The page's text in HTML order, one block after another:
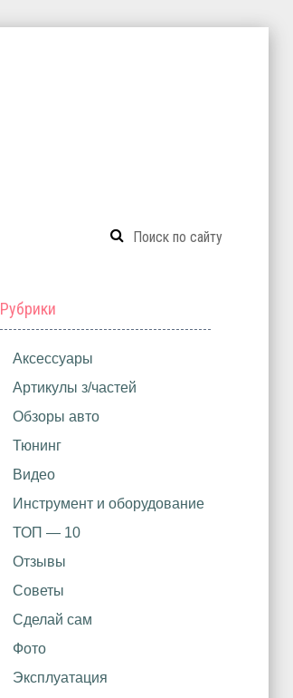
Рубрики
Аксессуары
Артикулы з/частей
Обзоры авто
Тюнинг
Видео
Инструмент и оборудование
ТОП — 10
Отзывы
Советы
Сделай сам
Фото
Эксплуатация